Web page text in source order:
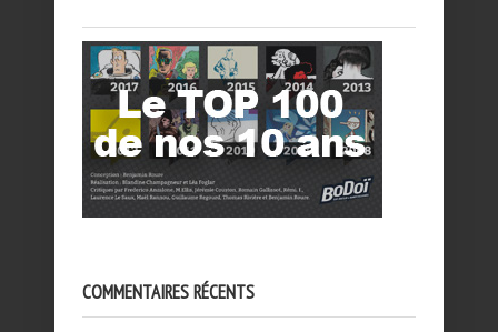
COMMENTAIRES RÉCENTS